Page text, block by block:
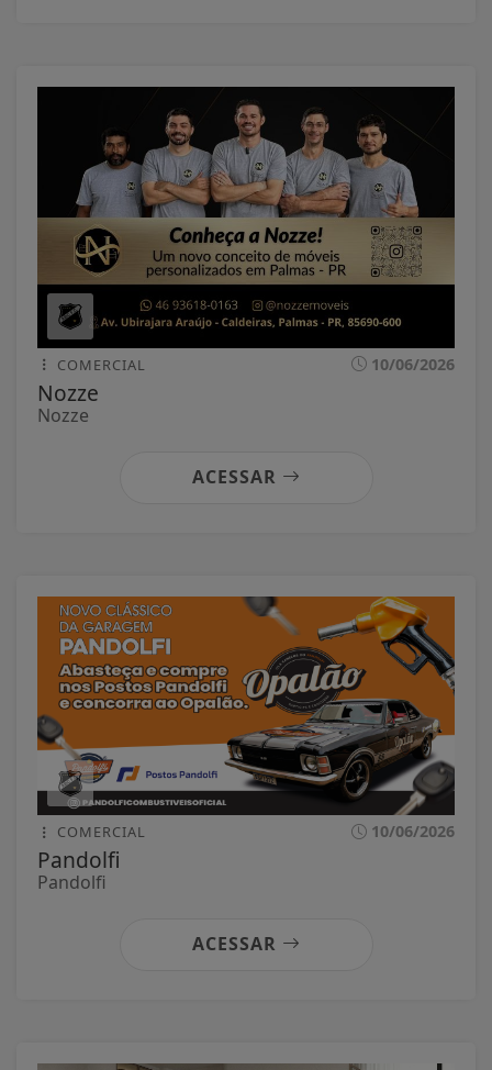
COMERCIAL 10/06/2026
Nozze
Nozze
ACESSAR
COMERCIAL 10/06/2026
Pandolfi
Pandolfi
ACESSAR